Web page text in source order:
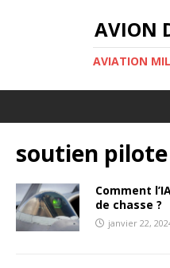
AVION
AVIATION
soutien pilote
Comment
de chasse ?
janvier 22,